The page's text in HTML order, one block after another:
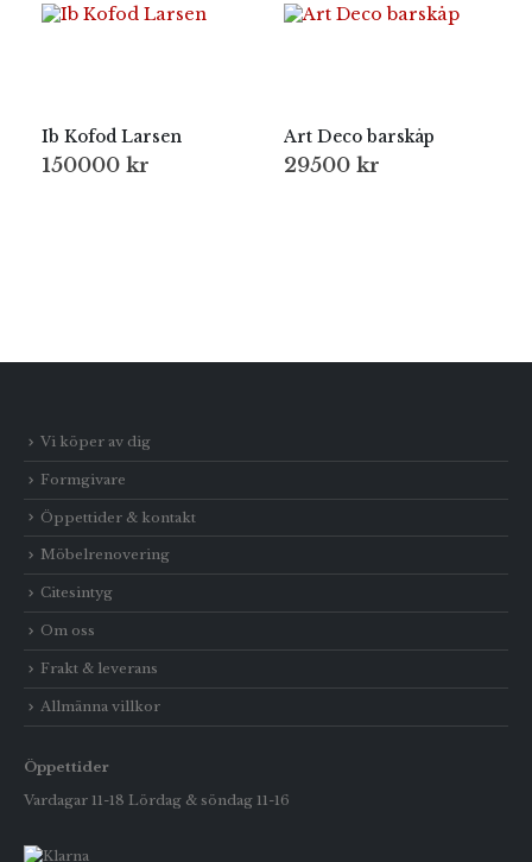
Ib Kofod Larsen
150000 kr
Art Deco barskåp
29500 kr
Vi köper av dig
Formgivare
Öppettider & kontakt
Möbelrenovering
Citesintyg
Om oss
Frakt & leverans
Allmänna villkor
Öppettider
Vardagar 11-18 Lördag & söndag 11-16